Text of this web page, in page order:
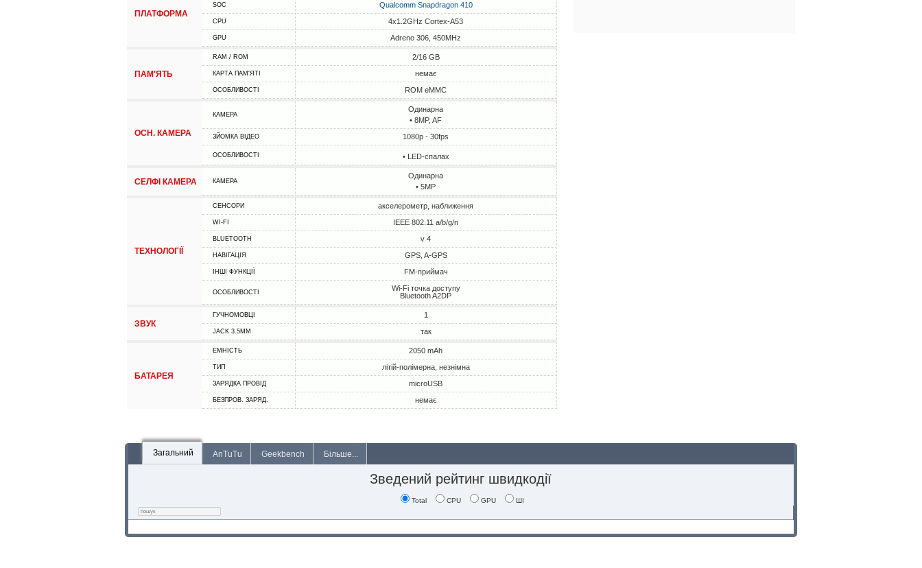
ПЛАТФОРМА
SOC Qualcomm Snapdragon 410
CPU 4x1.2GHz Cortex-A53
GPU Adreno 306, 450MHz
ПАМ'ЯТЬ
RAM / ROM 2/16 GB
КАРТА ПАМ'ЯТІ немає
ОСОБЛИВОСТІ ROM eMMC
ОСН. КАМЕРА
КАМЕРА
Одинарна
• 8MP, AF
ЗЙОМКА ВІДЕО 1080p - 30fps
ОСОБЛИВОСТІ • LED-спалах
СЕЛФІ КАМЕРА КАМЕРА
Одинарна
• 5MP
ТЕХНОЛОГІЇ
СЕНСОРИ акселерометр, наближення
WI-FI IEEE 802.11 a/b/g/n
BLUETOOTH v 4
НАВІГАЦІЯ GPS, A-GPS
ІНШІ ФУНКЦІЇ FM-приймач
ОСОБЛИВОСТІ
Wi-Fi точка доступу
Bluetooth A2DP
ЗВУК
ГУЧНОМОВЦІ 1
JACK 3.5MM так
БАТАРЕЯ
ЕМНІСТЬ 2050 mAh
ТИП літій-полімерна, незнімна
ЗАРЯДКА ПРОВІД microUSB
БЕЗПРОВ. ЗАРЯД. немає
Загальний AnTuTu Geekbench Більше...
Зведений рейтинг швидкодії
Total CPU GPU ШІ